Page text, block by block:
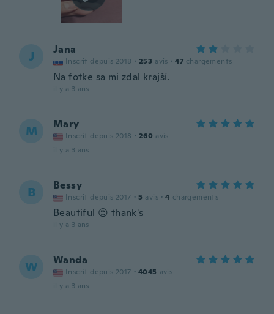
J Jana
Inscrit depuis 2018 · 253 avis · 47 chargements
Na fotke sa mi zdal krajší.
il y a 3 ans
M Mary
Inscrit depuis 2018 · 260 avis
il y a 3 ans
B Bessy
Inscrit depuis 2017 · 5 avis · 4 chargements
Beautiful 😍 thank's
il y a 3 ans
W Wanda
Inscrit depuis 2017 · 4045 avis
il y a 3 ans